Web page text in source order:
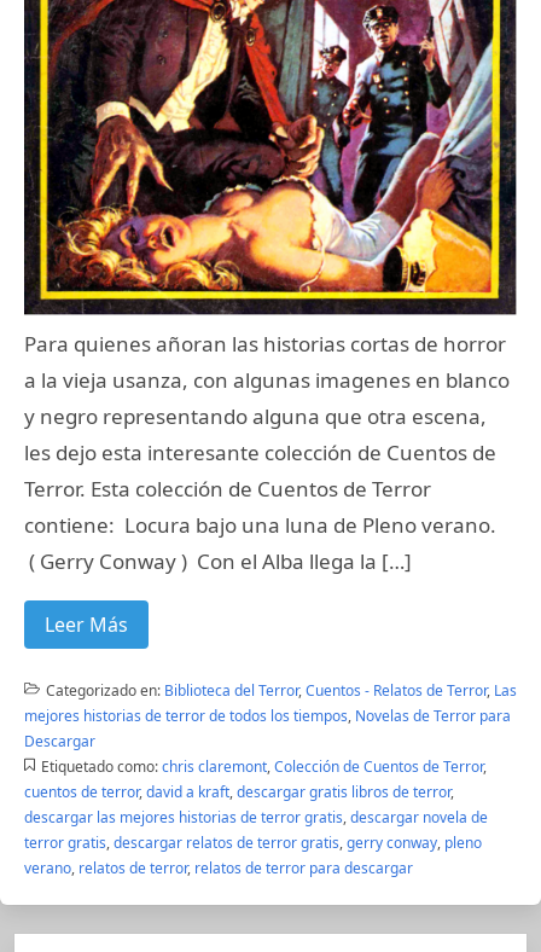
Para quienes añoran las historias cortas de horror
a la vieja usanza, con algunas imagenes en blanco
y negro representando alguna que otra escena,
les dejo esta interesante colección de Cuentos de
Terror. Esta colección de Cuentos de Terror
contiene: Locura bajo una luna de Pleno verano.
( Gerry Conway ) Con el Alba llega la […]
Leer Más
Categorizado en: Biblioteca del Terror,Cuentos - Relatos de Terror, Las
mejores historias de terror de todos los tiempos, Novelas de Terror para
Descargar
Etiquetado como: chris claremont,Colección de Cuentos de Terror,
cuentos de terror,david a kraft,descargar gratis libros de terror,
descargar las mejores historias de terror gratis,descargar novela de
terror gratis,descargar relatos de terror gratis,gerry conway, pleno
verano, relatos de terror, relatos de terror para descargar